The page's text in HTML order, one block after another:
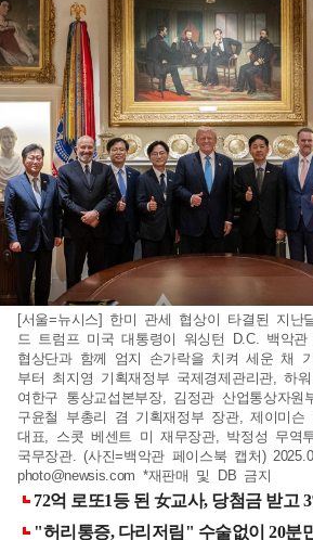
[서울=뉴시스] 한미 관세 협상이 타결된 지난
드 트럼프 미국 대통령이 워싱턴 D.C. 백악
협상단과 함께 엄지 손가락을 치켜 세운 채
부터 최지영 기획재정부 국제경제관리관, 하
여한구 통상교섭본부장, 김정관 산업통상자원
구윤철 부총리 겸 기획재정부 장관, 제이미슨
대표, 스콧 베센트 미 재무장관, 박정성 무역
국무장관. (사진=백악관 페이스북 캡처)
photo@newsis.com *재판매 및 DB 금지